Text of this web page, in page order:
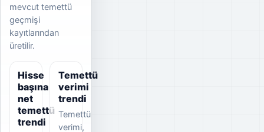
mevcut temettü
geçmişi
kayıtlarından
üretilir.
Hisse
başına
net
temettü
trendi
Temettü
verimi
trendi
Temettü
verimi,